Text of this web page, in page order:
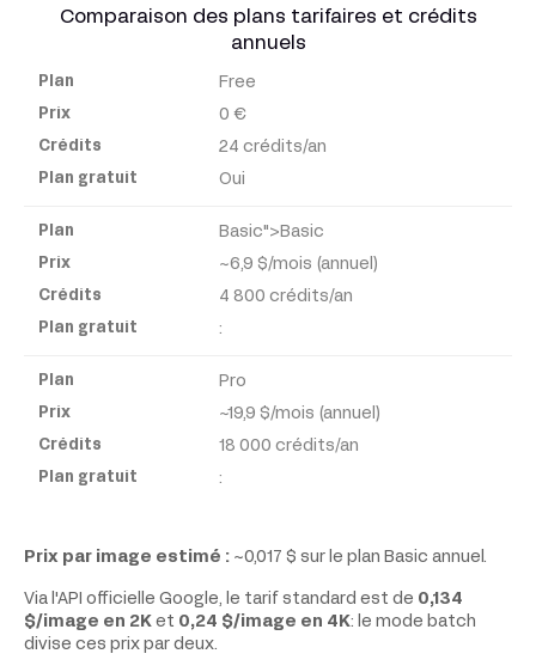
Comparaison des plans tarifaires et crédits
annuels
Plan
Crédits
Plan
gratuit
Free
0 €
24 crédits/an
Oui
Basic">Basic
~6,9 $/mois (annuel)
4 800 crédits/an
:
Pro
~19,9 $/mois (annuel)
18 000 crédits/an
:
Prix par image estimé : ~0,017 $ sur le plan Basic annuel.
Via l'API officielle Google, le tarif standard est de 0,134
$/image en 2K et 0,24 $/image en 4K: le mode batch
divise ces prix par deux.